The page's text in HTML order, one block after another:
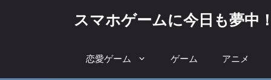
スマホゲームに今日も夢中
恋愛ゲーム ゲーム アニメ